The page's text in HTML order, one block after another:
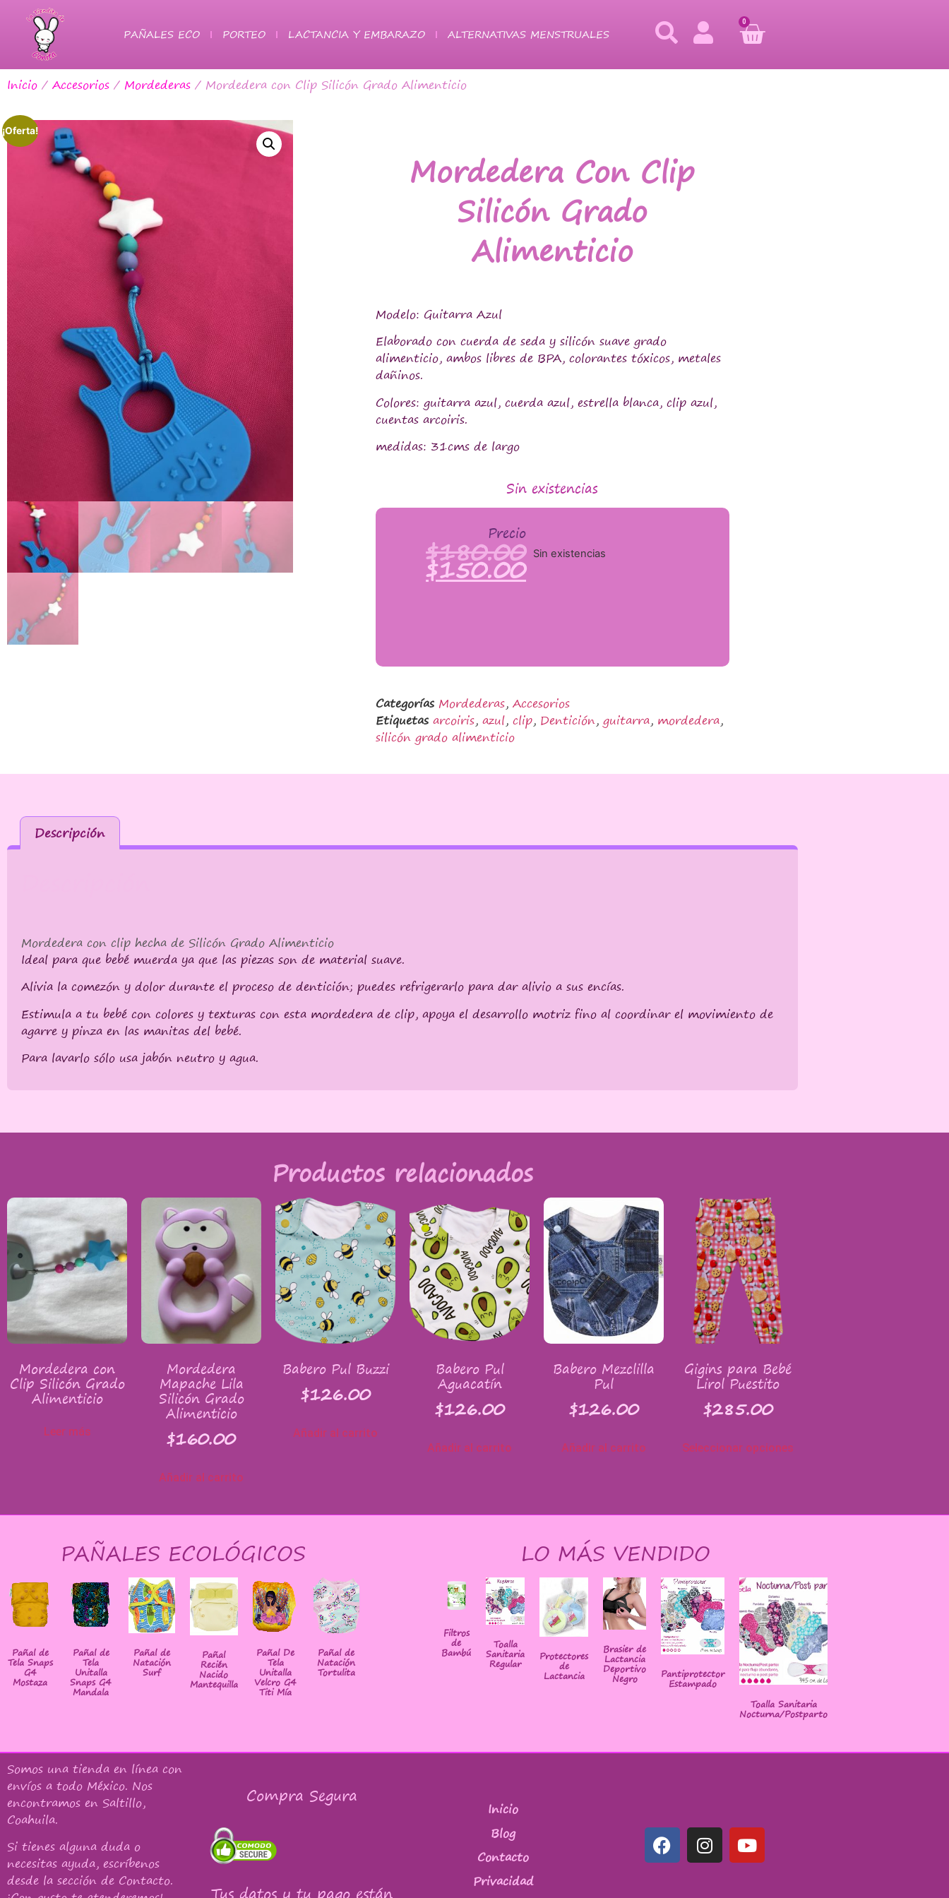
PAÑALES ECO PORTEO LACTANCIA Y EMBARAZO ALTERNATIVAS MENSTRUALES
0
Inicio / Accesorios / Mordederas / Mordedera con Clip Silicón Grado Alimenticio
¡Oferta!
Mordedera Con Clip
Silicón Grado
Alimenticio
Modelo: Guitarra Azul
Elaborado con cuerda de seda y silicón suave grado
alimenticio, ambos libres de BPA, colorantes tóxicos, metales
dañinos.
Colores: guitarra azul, cuerda azul, estrella blanca, clip azul,
cuentas arcoiris.
medidas: 31cms de largo
Sin existencias
Precio
$180.00
$150.00 Sin existencias
Categorías Mordederas,Accesorios
Etiquetas arcoiris,azul,clip, Dentición,guitarra, mordedera,
silicón grado alimenticio
Descripción
Mordedera con clip hecha de Silicón Grado Alimenticio
Ideal para que bebé muerda ya que las piezas son de material suave.
Alivia la comezón y dolor durante el proceso de dentición; puedes refrigerarlo para dar alivio a sus encías.
Estimula a tu bebé con colores y texturas con esta mordedera de clip, apoya el desarrollo motriz fino al coordinar el movimiento de
agarre y pinza en las manitas del bebé.
Para lavarlo sólo usa jabón neutro y agua.
Productos relacionados
Mordedera con
Clip Silicón Grado
Alimenticio
Leer más
Mordedera
Mapache Lila
Silicón Grado
Alimenticio
$160.00
Añadir al carrito
Babero Pul Buzzi
$126.00
Añadir al carrito
Babero Pul
Aguacatín
$126.00
Añadir al carrito
Babero Mezclilla
Pul
$126.00
Añadir al carrito
Gigins para Bebé
Lirol Puestito
$285.00
Seleccionar opciones
PAÑALES ECOLÓGICOS
Pañal de
Tela Snaps
G4
Mostaza
Pañal de
Tela
Unitalla
Snaps G4
Mandala
Pañal de
Natación
Surf
Pañal
Recién
Nacido
Mantequilla
Pañal De
Tela
Unitalla
Velcro G4
Titi Mía
Pañal de
Natación
Tortulita
LO MÁS VENDIDO
Filtros
de
Bambú
Toalla
Sanitaria
Regular
Protectores
de
Lactancia
Brasier de
Lactancia
Deportivo
Negro Pantiprotector
Estampado
Toalla Sanitaria
Nocturna/Postparto
Somos una tienda en línea con
envíos a todo México. Nos
encontramos en Saltillo,
Coahuila.
Si tienes alguna duda o
necesitas ayuda, escríbenos
desde la sección de Contacto.
Compra Segura
Inicio
Blog
Contacto
Privacidad